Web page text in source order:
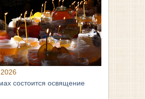
состоится освящение